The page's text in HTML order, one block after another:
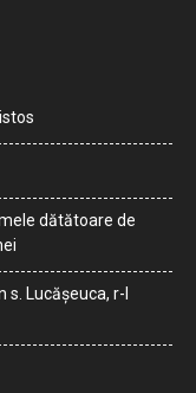
dătătoare de
s. Lucășeuca, r-l